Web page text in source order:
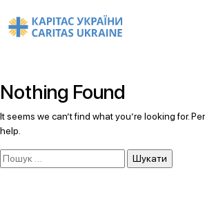
Nothing Found
It seems we can’t find what you’re looking for.
help.
Пошук: